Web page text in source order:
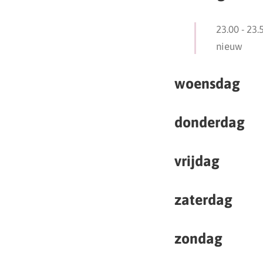
23.00 -
nieuw
woensdag
donderdag
vrijdag
zaterdag
zondag